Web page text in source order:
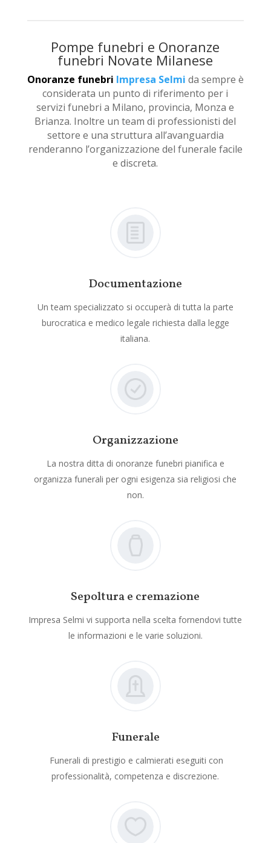
Pompe funebri e Onoranze
funebri Novate Milanese
Onoranze funebri Impresa Selmi da sempre è
considerata un punto di riferimento per i
servizi funebri a Milano, provincia, Monza e
Brianza. Inoltre un team di professionisti del
settore e una struttura all’avanguardia
renderanno l’organizzazione del funerale facile
e discreta.
Documentazione
Un team specializzato si occuperà di tutta la parte
burocratica e medico legale richiesta dalla legge
italiana.
Organizzazione
La nostra ditta di onoranze funebri pianifica e
organizza funerali per ogni esigenza sia religiosi che
non.
Sepoltura e cremazione
Impresa Selmi vi supporta nella scelta fornendovi tutte
le informazioni e le varie soluzioni.
Funerale
Funerali di prestigio e calmierati eseguiti con
professionalità, competenza e discrezione.